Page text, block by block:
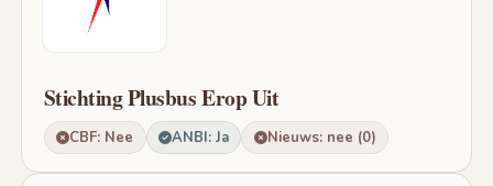
Stichting Plusbus Erop Uit
CBF: Nee ANBI: Ja Nieuws: nee (0)